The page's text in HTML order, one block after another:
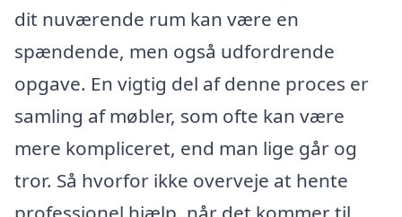
dit nuværende rum kan være en
spændende, men også udfordrende
opgave. En vigtig del af denne proces er
samling af møbler, som ofte kan være
mere kompliceret, end man lige går og
tror. Så hvorfor ikke overveje at hente